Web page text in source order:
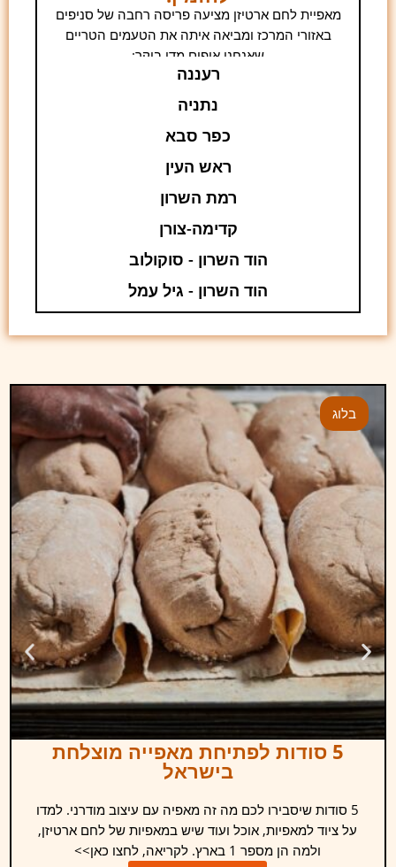
מאפיית לחם ארטיזן מציעה פריסה רחבה של סניפים
באזורי המרכז ומביאה איתה את הטעמים הטריים
שאנחנו אופים מדי בוקר:
רעננה
נתניה
כפר סבא
ראש העין
רמת השרון
קדימה-צורן
הוד השרון - סוקולוב
הוד השרון - גיל עמל
בלוג
5 סודות לפתיחת מאפייה מוצלחת
בישראל
5 סודות שיסבירו לכם מה זה מאפיה עם עיצוב מודרני. למדו
על ציוד למאפיות, אוכל ועוד שיש במאפיות של לחם ארטיזן,
ולמה הן מספר 1 בארץ. לקריאה, לחצו כאן>>